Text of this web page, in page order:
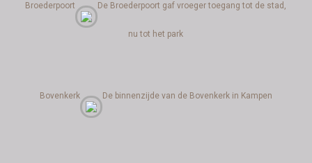
Broederpoort De Broederpoort gaf vroeger toegang tot de stad,
nu tot het park
Bovenkerk De binnenzijde van de Bovenkerk in Kampen